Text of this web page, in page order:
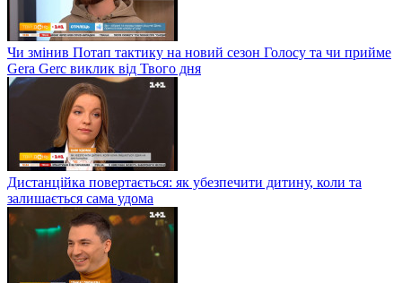
Чи змінив Потап тактику на новий сезон Голосу та чи прийме
Gera Gerc виклик від Твого дня
Дистанційка повертається: як убезпечити дитину, коли та
залишається сама удома